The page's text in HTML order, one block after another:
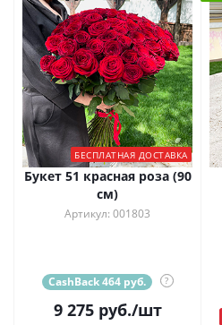
БЕСПЛАТНАЯ ДОСТАВКА
Букет 51 красная роза (90
см)
Артикул: 001803
CashBack 464 руб. ?
9 275руб./шт